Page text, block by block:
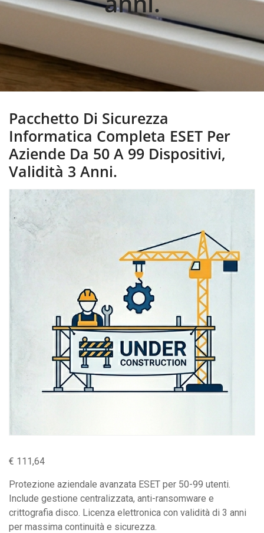
Pacchetto Di Sicurezza
Informatica Completa ESET Per
Aziende Da 50 A 99 Dispositivi,
Validità 3 Anni.
€ 111,64
Protezione aziendale avanzata ESET per 50-99 utenti.
Include gestione centralizzata, anti-ransomware e
crittografia disco. Licenza elettronica con validità di 3 anni
per massima continuità e sicurezza.